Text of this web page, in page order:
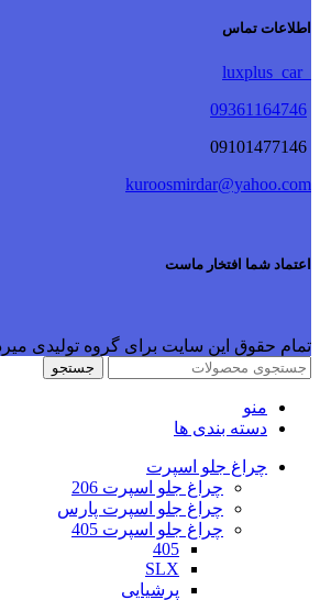
اطلاعات تماس
09361164746
kuroosmirdar@yahoo.com
اعتماد شما افتخار ماست
تمام حقوق این سایت برای گروه تولیدی
جستجو
منو
دسته بندی ها
چراغ جلو اسپرت
چراغ جلو اسپرت 206
چراغ جلو اسپرت پارس
چراغ جلو اسپرت 405
405
SLX
پرشیایی